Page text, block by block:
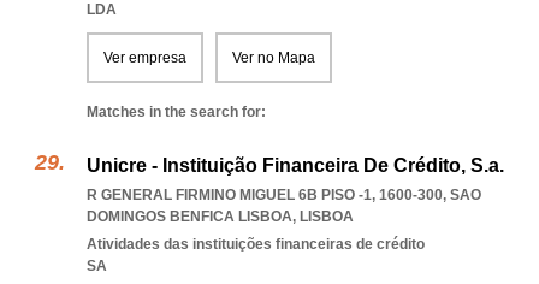
LDA
Ver empresa Ver no Mapa
Matches in the search for:
Unicre - Instituição Financeira De Crédito, S.a.
R GENERAL FIRMINO MIGUEL 6B PISO -1, 1600-300, SAO
DOMINGOS BENFICA LISBOA, LISBOA
Atividades das instituições financeiras de crédito
SA